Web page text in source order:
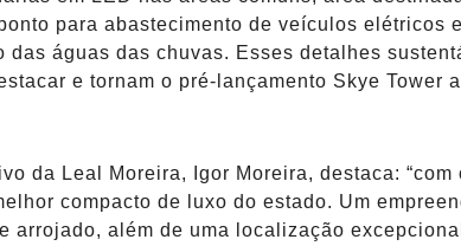
para abastecimento de veículos elétricos e
das águas das chuvas. Esses detalhes
e tornam o pré-lançamento Skye Tower
da Leal Moreira, Igor Moreira, destaca: “com
compacto de luxo do estado. Um
arrojado, além de uma localização